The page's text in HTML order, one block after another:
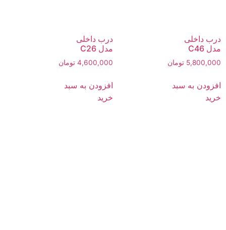
درب داخلی
مدل C46
5,800,000 تومان
افزودن به سبد
خرید
درب داخلی
مدل C26
4,600,000 تومان
افزودن به سبد
خرید